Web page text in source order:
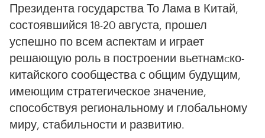
Президента государства То Лама в Китай,
состоявшийся 18-20 августа, прошел
успешно по всем аспектам и играет
решающую роль в построении вьетнамcко-
китайского сообщества с общим будущим,
имеющим стратегическое значение,
способствуя региональному и глобальному
миру, стабильности и развитию.